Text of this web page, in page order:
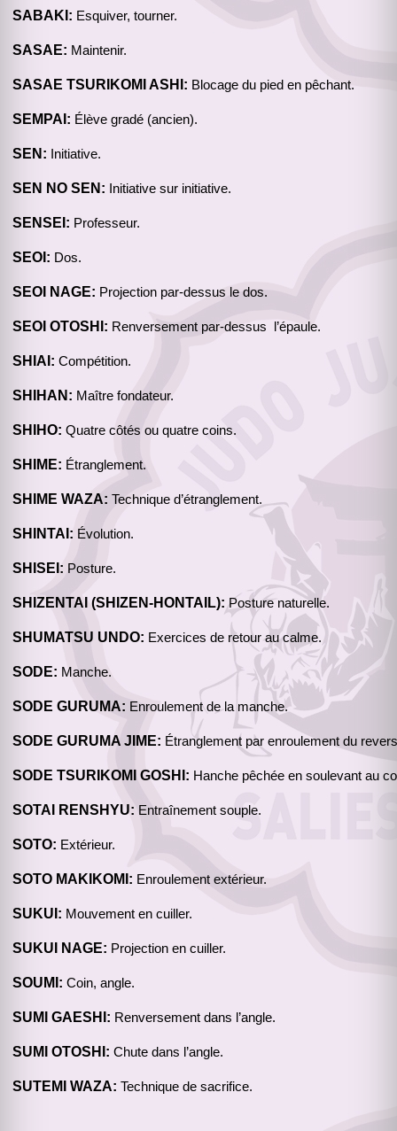
SABAKI: Esquiver, tourner.
SASAE: Maintenir.
SASAE TSURIKOMI ASHI: Blocage du pied en pêchant.
SEMPAI: Élève gradé (ancien).
SEN: Initiative.
SEN NO SEN: Initiative sur initiative.
SENSEI: Professeur.
SEOI: Dos.
SEOI NAGE: Projection par-dessus le dos.
SEOI OTOSHI: Renversement par-dessus l’épaule.
SHIAI: Compétition.
SHIHAN: Maître fondateur.
SHIHO: Quatre côtés ou quatre coins.
SHIME: Étranglement.
SHIME WAZA: Technique d’étranglement.
SHINTAI: Évolution.
SHISEI: Posture.
SHIZENTAI (SHIZEN-HONTAIL): Posture naturelle.
SHUMATSU UNDO: Exercices de retour au calme.
SODE: Manche.
SODE GURUMA: Enroulement de la manche.
SODE GURUMA JIME: Étranglement par enroulement du
SODE TSURIKOMI GOSHI: Hanche pêchée en soulevant au
SOTAI RENSHYU: Entraînement souple.
SOTO: Extérieur.
SOTO MAKIKOMI: Enroulement extérieur.
SUKUI: Mouvement en cuiller.
SUKUI NAGE: Projection en cuiller.
SOUMI: Coin, angle.
SUMI GAESHI: Renversement dans l’angle.
SUMI OTOSHI: Chute dans l’angle.
SUTEMI WAZA: Technique de sacrifice.